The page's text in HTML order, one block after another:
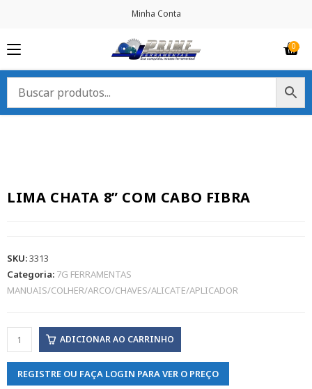
Minha Conta
LIMA CHATA 8” COM CABO FIBRA
SKU:3313
Categoria: 7G FERRAMENTAS
MANUAIS/COLHER/ARCO/CHAVES/ALICATE/APLICADOR
ADICIONAR AO CARRINHO
REGISTRE OU FAÇA LOGIN PARA VER O PREÇO